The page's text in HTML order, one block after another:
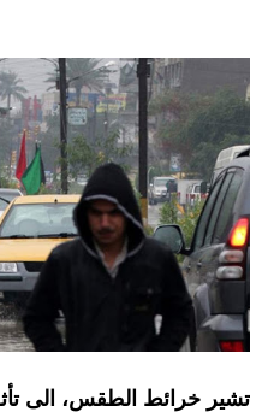
تشير خرائط الطقس، الى